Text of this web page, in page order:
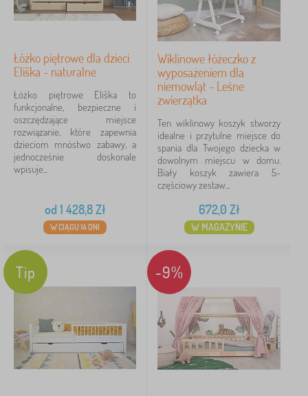
Łóżko piętrowe dla dzieci
Eliška - naturalne
Łóżko piętrowe Eliška to
funkcjonalne, bezpieczne i
oszczędzające miejsce
rozwiązanie, które zapewnia
dzieciom mnóstwo zabawy, a
jednocześnie doskonale
wpisuje...
od 1 428,8Zł
W CIĄGU 14 DNI
Wiklinowe łóżeczko z
wyposażeniem dla
niemowląt - Leśne
zwierzątka
Ten wiklinowy koszyk stworzy
idealne i przytulne miejsce do
spania dla Twojego dziecka w
dowolnym miejscu w domu.
Biały koszyk zawiera 5-
częściowy zestaw...
672,0 Zł
W MAGAZYNIE
Tip -9%